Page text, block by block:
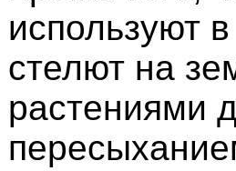
используют
стелют на
растениями